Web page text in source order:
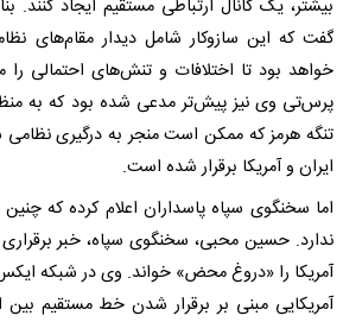
بیشتر، یک کانال ارتباطی مستقیم ایجاد کنند.
گفت که این سازوکار شامل دیدار مقام‌های
خواهد بود تا اختلافات و تنش‌های احتمالی را
پرس‌تی وی نیز پیش‌تر مدعی شده بود که به
تنگه هرمز که ممکن است منجر به درگیری
ایران و آمریکا برقرار شده است.
اما سخنگوی سپاه پاسداران اعلام کرده که چنین
ندارد. حسین محبی، سخنگوی سپاه، خبر
آمریکا را «دروغ محض» خواند. وی در شبکه
آمریکایی مبنی بر برقرار شدن خط مستقیم